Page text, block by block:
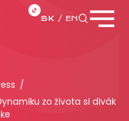
SK EN
/
zo života si divák